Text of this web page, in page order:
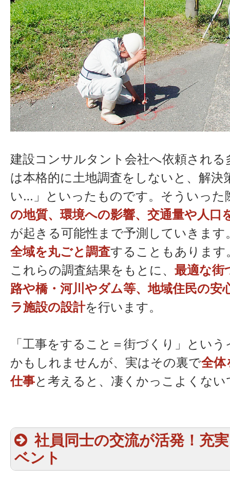
建設コンサルタント会社へ依頼され
は本格的に土地調査をしないと、解決
い…」といったものです。そういった
の地質、環境への影響、交通量や人口
が起きる可能性まで予測していきます
全域を丸ごと調査することもあります
これらの調査結果をもとに、 最適な街
路や橋・河川やダム等、地域住民の安
ラ施設の設計を行います。
「工事をすること＝街づくり」とい
かもしれませんが、実はその裏で全体
仕事と考えると、凄くかっこよくない
社員同士の交流が活発！充
ベント